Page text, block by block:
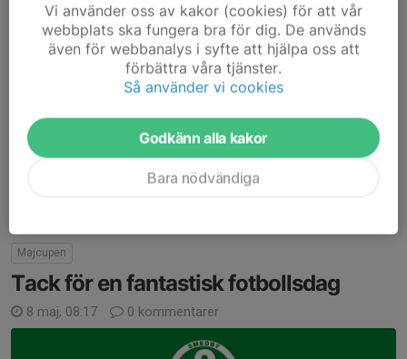
Fotbollsskolan
Ingen fotbollsskola 2026
1 kommentar
Beslutet grundar sig i flera olika faktorer. Dels har vi haft brist på
personal med möjlighet att planera och genomföra
verksamheten på det sätt vi önskar,...
Majcupen
Tack för en fantastisk fotbollsdag
8 maj, 08:17 0 kommentarer
Vi använder oss av kakor (cookies) för att vår
webbplats ska fungera bra för dig. De används
även för webbanalys i syfte att hjälpa oss att
förbättra våra tjänster.
Så använder vi cookies
Godkänn alla kakor
Bara nödvändiga